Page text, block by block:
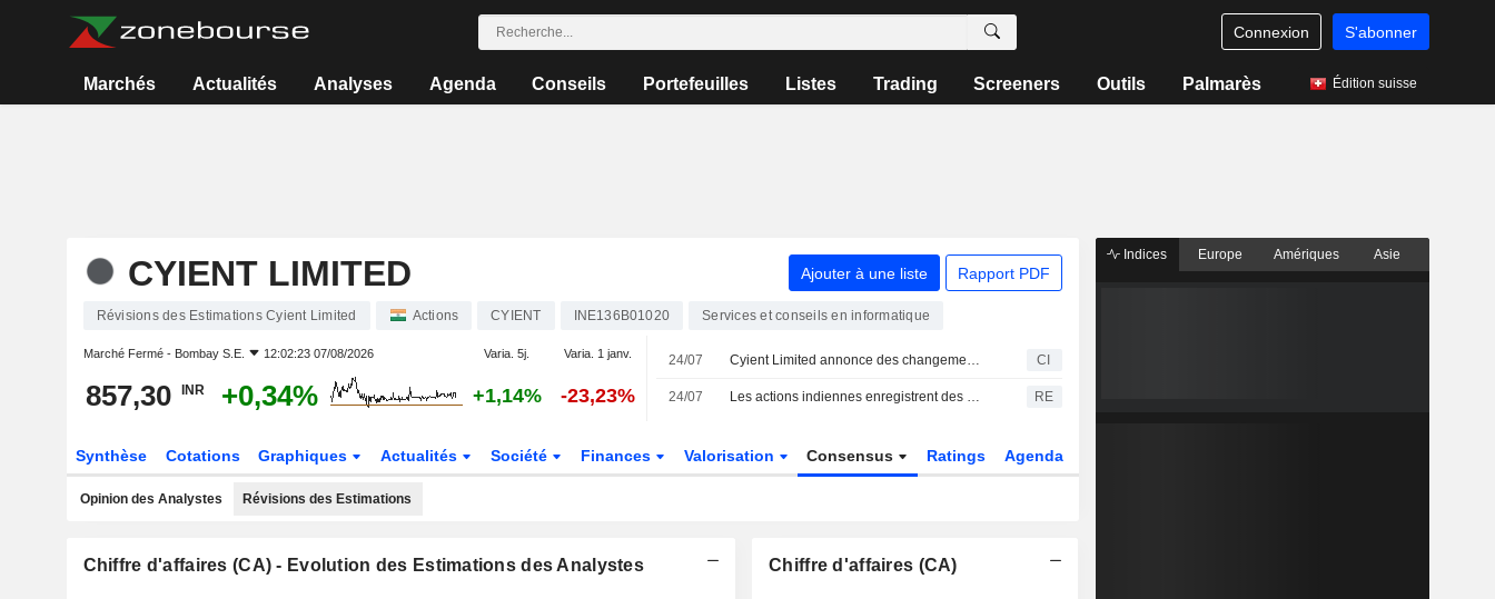
Connexion S'abonner
Marchés Actualités Analyses Agenda Conseils Portefeuilles Listes Trading Screeners Outils Palmarès Édition suisse
CYIENT LIMITED Ajouter à une liste Rapport PDF
Révisions des Estimations Cyient Limited Actions CYIENT INE136B01020 Services et conseils en informatique
Marché Fermé - Bombay S.E. 12:02:23 07/08/2026 Varia. 5j. Varia. 1 janv.
857,30 INR +0,34% +1,14% -23,23%
24/07 Cyient Limited annonce des changements au sein de sa direction exécutive CI
24/07 Les actions indiennes enregistrent des pertes hebdomadaires face à la hausse du brut et à la chute de HDFC Bank RE
Synthèse Cotations Graphiques Actualités Société Finances Valorisation Consensus Ratings Agenda
Opinion des Analystes Révisions des Estimations
Chiffre d'affaires (CA) - Evolution des Estimations des Analystes Chiffre d'affaires (CA)
Indices Europe Amériques Asie